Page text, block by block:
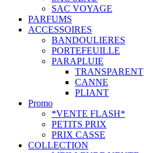
SAC VOYAGE
PARFUMS
ACCESSOIRES
BANDOULIERES
PORTEFEUILLE
PARAPLUIE
TRANSPARENT
CANNE
PLIANT
Promo
*VENTE FLASH*
PETITS PRIX
PRIX CASSE
COLLECTION